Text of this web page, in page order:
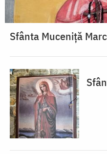
Sfânta Muceniță